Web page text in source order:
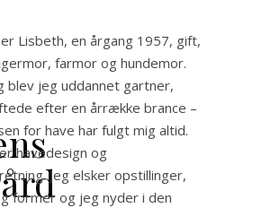
Lisbeth, en årgang 1957, gift,
farmor og hundemor.
blev jeg uddannet gartner,
efter en årrække brance –
for have har fulgt mig altid.
havedesign og
Jeg elsker opstillinger,
former og jeg nyder i den